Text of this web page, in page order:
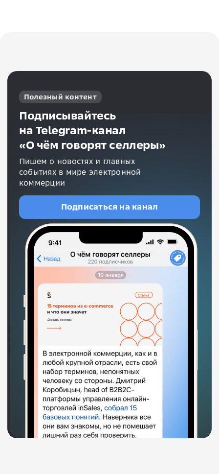
Полезный контент
Подписывайтесь
на Telegram-канал
«О чём говорят селлеры»
Пишем о новостях и главных
событиях в мире электронной
коммерции
Подписаться на канал